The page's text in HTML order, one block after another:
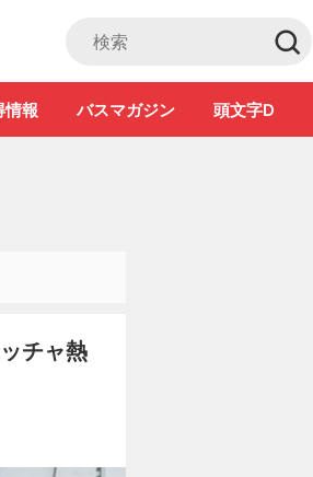
情報 バスマガジン 頭文字D
チャ熱